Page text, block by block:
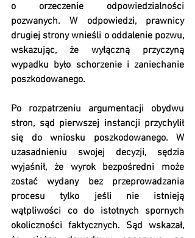
o orzeczenie odpowiedzialności
pozwanych. W odpowiedzi, prawnicy
drugiej strony wnieśli o oddalenie pozwu,
wskazując, że wyłączną przyczyną
wypadku było schorzenie i zaniechanie
poszkodowanego.
Po rozpatrzeniu argumentacji obydwu
stron, sąd pierwszej instancji przychylił
się do wniosku poszkodowanego. W
uzasadnieniu swojej decyzji, sędzia
wyjaśnił, że wyrok bezpośredni może
zostać wydany bez przeprowadzania
procesu tylko jeśli nie istnieją
wątpliwości co do istotnych spornych
okoliczności faktycznych. Sąd wskazał,